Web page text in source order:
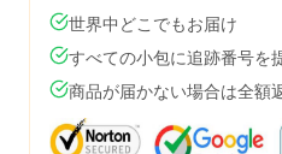
世界中どこでもお届け
すべての小包に追跡番号を
商品が届かない場合は全額